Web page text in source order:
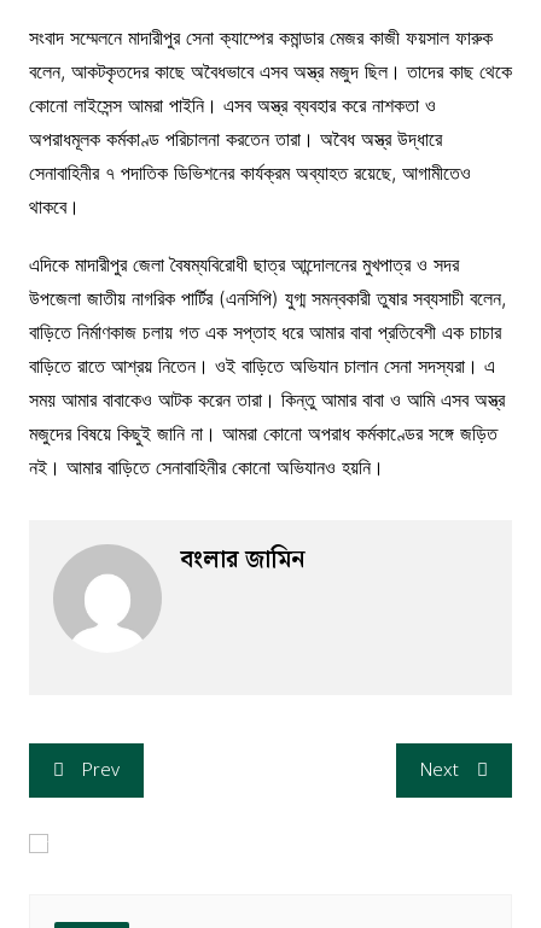
সংবাদ সম্মেলনে মাদারীপুর সেনা ক্যাম্পের কমান্ডার মেজর কাজী ফয়সাল ফারুক
বলেন, আকটকৃতদের কাছে অবৈধভাবে এসব অস্ত্র মজুদ ছিল। তাদের কাছ থেকে
কোনো লাইসেন্স আমরা পাইনি। এসব অস্ত্র ব্যবহার করে নাশকতা ও
অপরাধমূলক কর্মকাণ্ড পরিচালনা করতেন তারা। অবৈধ অস্ত্র উদ্ধারে
সেনাবাহিনীর ৭ পদাতিক ডিভিশনের কার্যক্রম অব্যাহত রয়েছে, আগামীতেও
থাকবে।
এদিকে মাদারীপুর জেলা বৈষম্যবিরোধী ছাত্র আন্দোলনের মুখপাত্র ও সদর
উপজেলা জাতীয় নাগরিক পার্টির (এনসিপি) যুগ্ম সমন্বকারী তুষার সব্যসাচী বলেন,
বাড়িতে নির্মাণকাজ চলায় গত এক সপ্তাহ ধরে আমার বাবা প্রতিবেশী এক চাচার
বাড়িতে রাতে আশ্রয় নিতেন। ওই বাড়িতে অভিযান চালান সেনা সদস্যরা। এ
সময় আমার বাবাকেও আটক করেন তারা। কিন্তু আমার বাবা ও আমি এসব অস্ত্র
মজুদের বিষয়ে কিছুই জানি না। আমরা কোনো অপরাধ কর্মকাণ্ডের সঙ্গে জড়িত
নই। আমার বাড়িতে সেনাবাহিনীর কোনো অভিযানও হয়নি।
বংলার জামিন
Prev Next